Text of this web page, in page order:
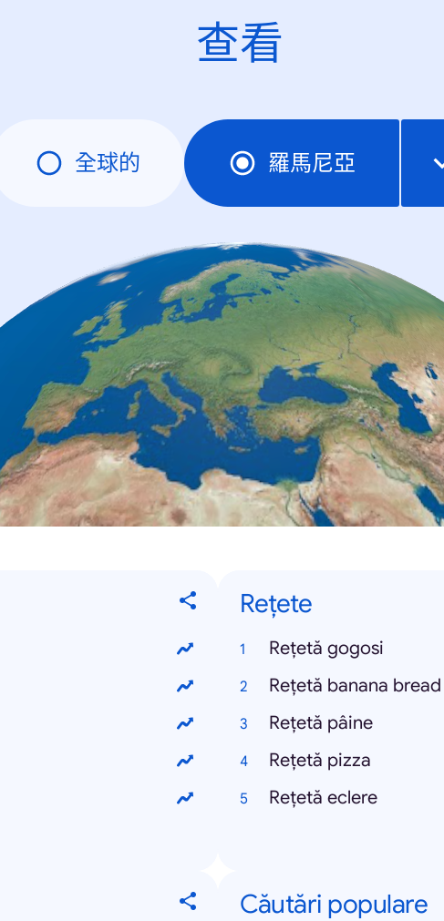
查看
全球的 羅馬尼亞
Rețete
Rețetă gogosi
Rețetă banana bread
Rețetă pâine
Rețetă pizza
Rețetă eclere
Căutări populare